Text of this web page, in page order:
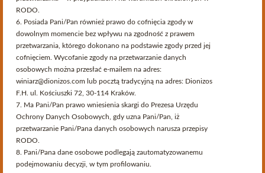
699,00 zł
Dodaj Do Koszyka
Prunier Cognac 1980 Petite Champagne
1 499,00 zł
Polityką Plików Cookies
. Możesz określić warunki przechowywania
lub dostępu do plików cookies w Twojej przeglądarce.
RODO.
6. Posiada Pani/Pan również prawo do cofnięcia zgody w
dowolnym momencie bez wpływu na zgodność z prawem
przetwarzania, którego dokonano na podstawie zgody przed jej
cofnięciem. Wycofanie zgody na przetwarzanie danych
osobowych można przesłać e-mailem na adres:
winiarz@dionizos.com lub pocztą tradycyjną na adres: Dionizos
F.H. ul. Kościuszki 72, 30-114 Kraków.
7. Ma Pani/Pan prawo wniesienia skargi do Prezesa Urzędu
Ochrony Danych Osobowych, gdy uzna Pani/Pan, iż
przetwarzanie Pani/Pana danych osobowych narusza przepisy
RODO.
8. Pani/Pana dane osobowe podlegają zautomatyzowanemu
podejmowaniu decyzji, w tym profilowaniu.